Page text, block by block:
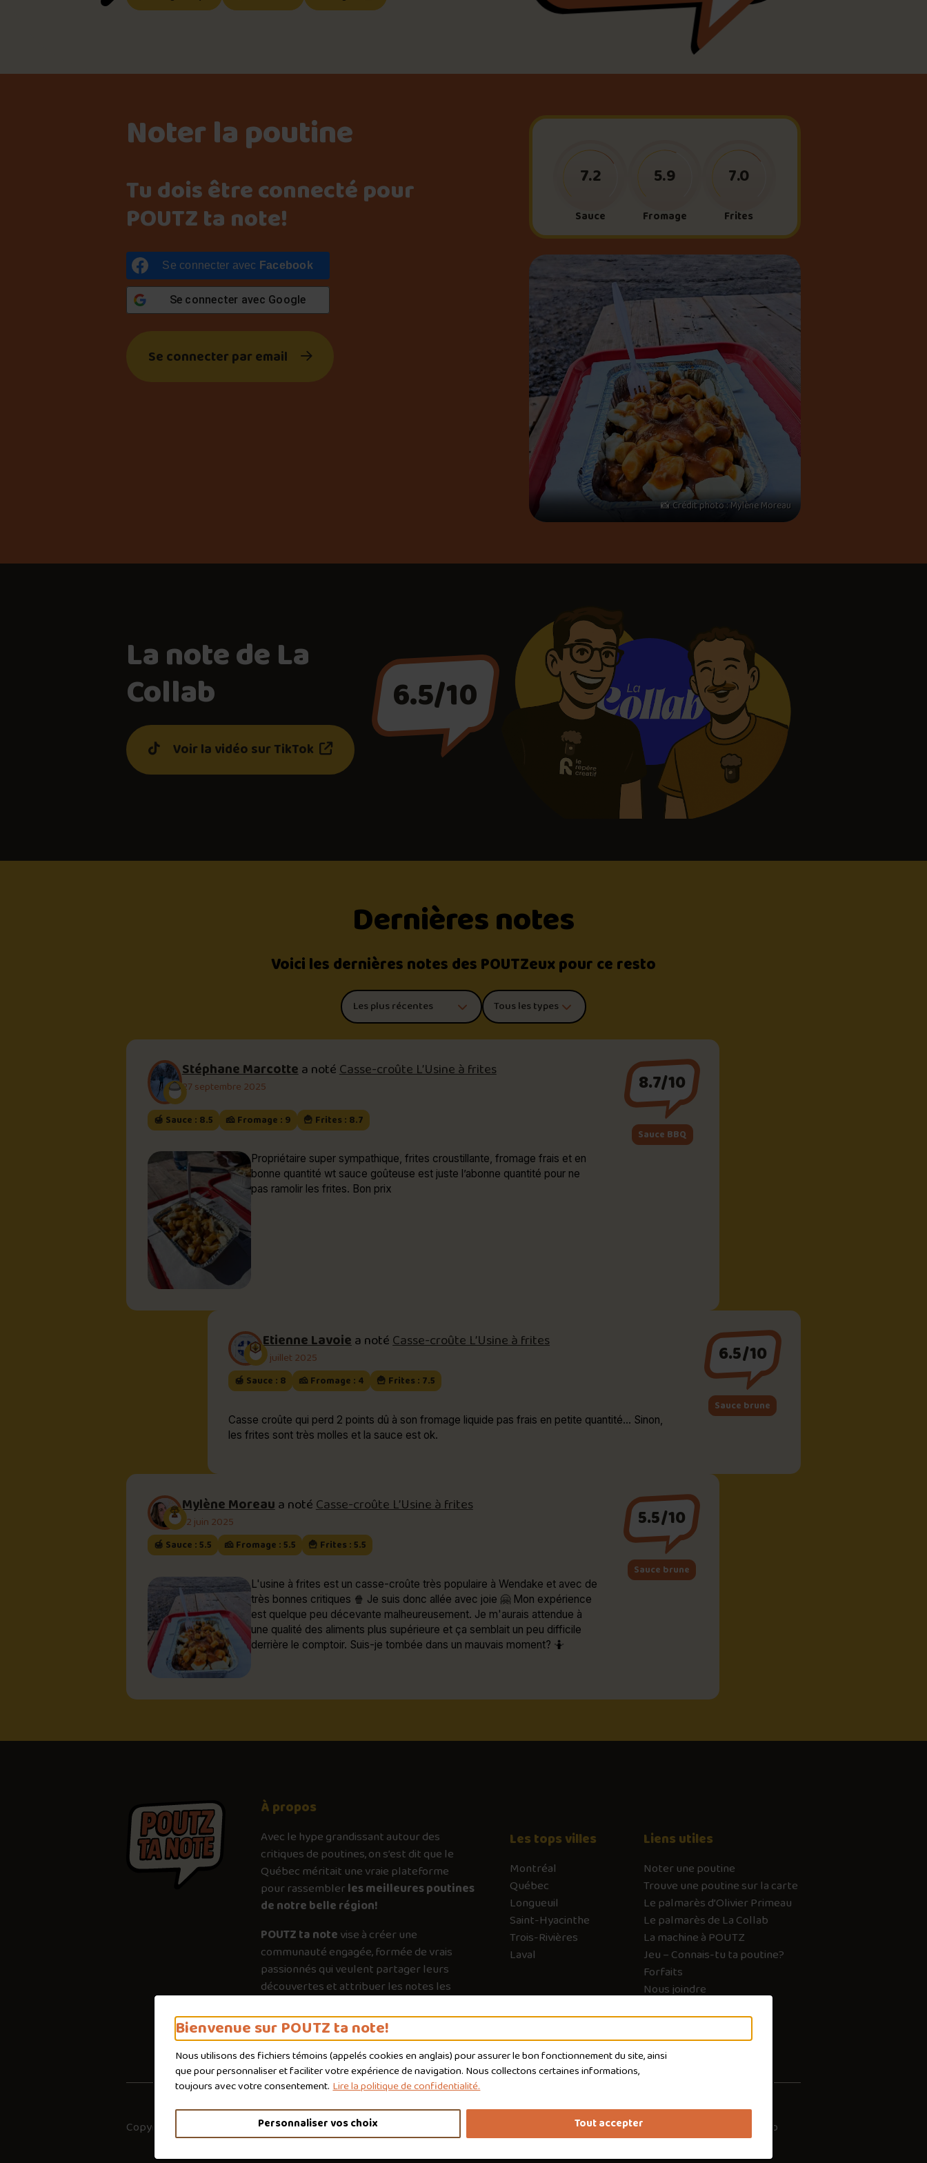
Bienvenue sur POUTZ ta note!
Nous utilisons des fichiers témoins (appeléscookiesen anglais) pour assurer le bon fonctionnement du site, ainsi
que pour personnaliser et faciliter votre expérience de navigation. Nous collectons certaines informations,
toujours avec votre consentement. Lire la politique de confidentialité.
Personnaliser vos choix Tout accepter
Le palmarès d’Olivier Primeau
Foire aux questions
Me connecter
Noter la poutine
Tu dois être connecté pour
POUTZ ta note!
Se connecter avec Facebook
Se connecter avec Google
Se connecter par email
Sauce
7.2
Fromage
5.9
Frites
7.0
📸 Crédit photo : Mylène Moreau
La note de La
Collab
Voir la vidéo sur TikTok (ce lien s’ouvrira dans une nouvelle fenêtre)"
6.5/10
Dernières notes
Voici les dernières notes des POUTZeux pour ce resto
Trier les commentaires
Filtrer par type de poutine
Stéphane Marcottea notéCasse-croûte L’Usine à frites
27 septembre 2025
🍯 Sauce : 8.5 🧀 Fromage : 9 🍟 Frites : 8.7
8.7/10
Sauce BBQ
Propriétaire super sympathique, frites croustillante, fromage frais et en
bonne quantité wt sauce goûteuse est juste l’abonne quantité pour ne
pas ramolir les frites. Bon prix
Etienne Lavoiea notéCasse-croûte L’Usine à frites
7 juillet 2025
🍯 Sauce : 8 🧀 Fromage : 4 🍟 Frites : 7.5
6.5/10
Sauce brune
Casse croûte qui perd 2 points dû à son fromage liquide pas frais en petite quantité... Sinon,
les frites sont très molles et la sauce est ok.
Mylène Moreaua notéCasse-croûte L’Usine à frites
12 juin 2025
🍯 Sauce : 5.5 🧀 Fromage : 5.5 🍟 Frites : 5.5
5.5/10
Sauce brune
L'usine à frites est un casse-croûte très populaire à Wendake et avec de
très bonnes critiques 🍿 Je suis donc allée avec joie 🤗 Mon expérience
est quelque peu décevante malheureusement. Je m'aurais attendue à
une qualité des aliments plus supérieure et ça semblait un peu difficile
derrière le comptoir. Suis-je tombée dans un mauvais moment? 🤷
À propos
Avec lehypegrandissant autour des
critiques de poutines, on s’est dit que le
Québec méritait une vraie plateforme
pour rassemblerles meilleures poutines
de notre belle région!
POUTZ ta notevise à créer une
communauté engagée, formée de vrais
passionnés qui veulent partager leurs
découvertes et attribuer les notes les
importance pour guider les autres vers les
poutines qui valent vraiment le détour.
Les tops villes
Montréal
Québec
Longueuil
Saint-Hyacinthe
Trois-Rivières
Laval
Liens utiles
Noter une poutine
Trouve une poutine sur la carte
Le palmarès d’Olivier Primeau
Le palmarès de La Collab
La machine à POUTZ
Jeu – Connais-tu ta poutine?
Forfaits
Nous joindre
Copyright © 2026 Conditions d'utilisation Personnaliser les cookies Ekloweb